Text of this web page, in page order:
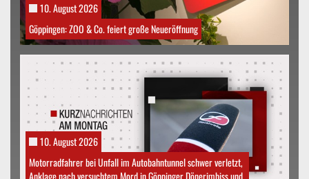
10. August 2026
Göppingen: ZOO & Co. feiert große Neueröffnung
10. August 2026
Motorradfahrer bei Unfall im Autobahntunnel schwer verletzt,
Anklage nach versuchtem Mord in Göppinger Dönerimbiss und